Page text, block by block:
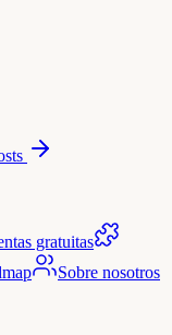
gratuitas
Sobre nosotros